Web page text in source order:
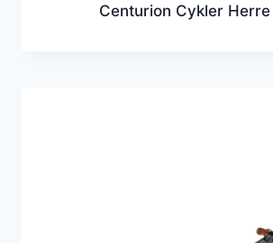
Centurion Cykler Herre